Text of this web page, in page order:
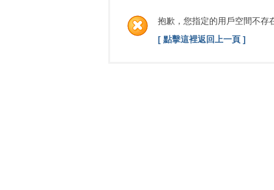
抱歉，您指定的用戶空間不存
[ 點擊這裡返回上一頁 ]